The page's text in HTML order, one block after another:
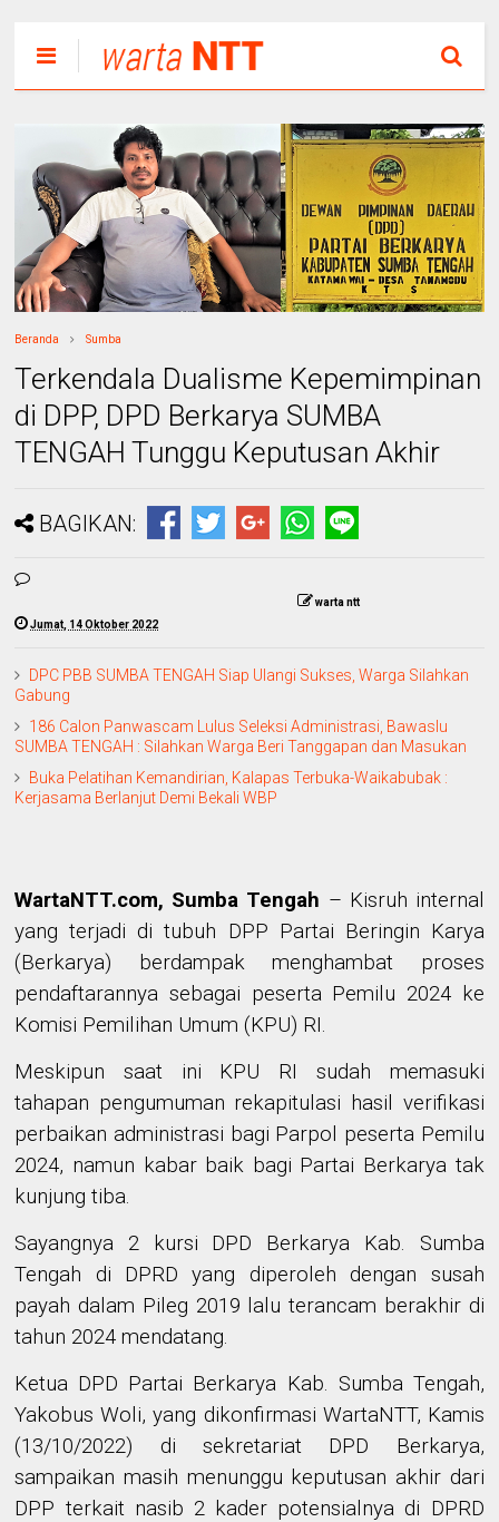
Beranda Sumba
Terkendala Dualisme Kepemimpinan
di DPP, DPD Berkarya SUMBA
TENGAH Tunggu Keputusan Akhir
BAGIKAN:
warta ntt
Jumat, 14 Oktober 2022
DPC PBB SUMBA TENGAH Siap Ulangi Sukses, Warga Silahkan
Gabung
186 Calon Panwascam Lulus Seleksi Administrasi, Bawaslu
SUMBA TENGAH : Silahkan Warga Beri Tanggapan dan Masukan
Buka Pelatihan Kemandirian, Kalapas Terbuka-Waikabubak :
Kerjasama Berlanjut Demi Bekali WBP
WartaNTT.com, Sumba Tengah – Kisruh internal
yang terjadi di tubuh DPP Partai Beringin Karya
(Berkarya) berdampak menghambat proses
pendaftarannya sebagai peserta Pemilu 2024 ke
Komisi Pemilihan Umum (KPU) RI.
Meskipun saat ini KPU RI sudah memasuki
tahapan pengumuman rekapitulasi hasil verifikasi
perbaikan administrasi bagi Parpol peserta Pemilu
2024, namun kabar baik bagi Partai Berkarya tak
kunjung tiba.
Sayangnya 2 kursi DPD Berkarya Kab. Sumba
Tengah di DPRD yang diperoleh dengan susah
payah dalam Pileg 2019 lalu terancam berakhir di
tahun 2024 mendatang.
Ketua DPD Partai Berkarya Kab. Sumba Tengah,
Yakobus Woli, yang dikonfirmasi WartaNTT, Kamis
(13/10/2022) di sekretariat DPD Berkarya,
sampaikan masih menunggu keputusan akhir dari
DPP terkait nasib 2 kader potensialnya di DPRD